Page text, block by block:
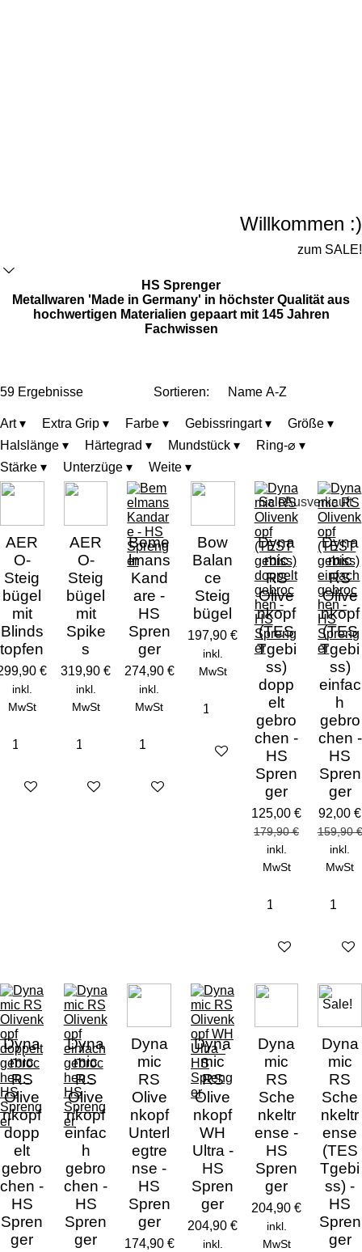
Willkommen :)
zum SALE!
HS Sprenger
Metallwaren 'Made in Germany' in höchster Qualität aus
hochwertigen Materialien gepaart mit 145 Jahren
Fachwissen
59 Ergebnisse Sortieren:
Art▾ Extra Grip ▾ Farbe ▾ Gebissringart▾ Größe ▾
Halslänge ▾ Härtegrad ▾ Mundstück ▾ Ring-⌀ ▾
Stärke ▾ Unterzüge ▾ Weite ▾
AER
O-
Steig
bügel
mit
Blinds
topfen
€
inkl.
MwSt
Details anzeigen
AER
O-
Steig
bügel
mit
Spike
s
319,90 €
inkl.
MwSt
Details anzeigen
Beme
lmans
Kand
are -
HS
Spren
ger
274,90 €
inkl.
MwSt
Details anzeigen
Bow
Balan
ce
Steig
bügel
197,90 €
inkl.
MwSt
Details anzeigen
Sale!
Dyna
mic
RS
Olive
nkopf
(TES
Tgebi
ss)
dopp
elt
gebro
chen -
HS
Spren
ger
125,00 €
179,90 €
inkl.
MwSt
In den Warenkorb
Ausverkauft
Dyna
mic
RS
Olive
nkopf
(TES
Tgebi
ss)
einfac
h
gebro
chen -
HS
Spren
ger
92,00 €
159,90 €
inkl.
MwSt
Bei
Dyna
mic
RS
Olive
nkopf
dopp
elt
gebro
chen -
HS
Spren
ger
Dyna
mic
RS
Olive
nkopf
einfac
h
gebro
chen -
HS
Spren
ger
Dyna
mic
RS
Olive
nkopf
Unterl
egtre
nse -
HS
Spren
ger
174,90 €
Dyna
mic
RS
Olive
nkopf
WH
Ultra -
HS
Spren
ger
204,90 €
inkl.
Dyna
mic
RS
Sche
nkeltr
ense -
HS
Spren
ger
204,90 €
inkl.
MwSt
Sale!
Dyna
mic
RS
Sche
nkeltr
ense
(TES
Tgebi
ss) -
HS
Spren
ger